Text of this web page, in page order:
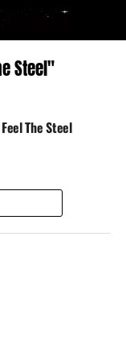
Steel"
The Steel